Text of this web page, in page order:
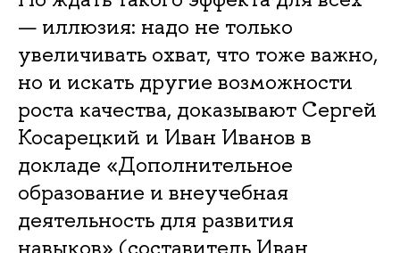
— иллюзия: надо не только
увеличивать охват, что тоже важно,
но и искать другие возможности
роста качества, доказывают Сергей
Косарецкий и Иван Иванов в
докладе «Дополнительное
образование и внеучебная
деятельность для развития
навыков» (составитель Иван